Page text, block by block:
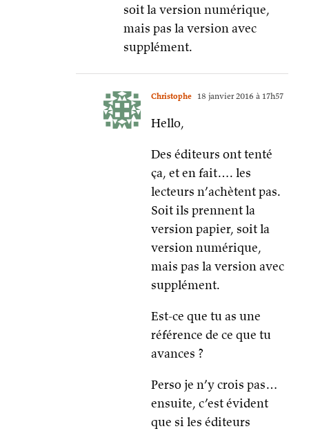
soit la version numérique,
mais pas la version avec
supplément.
Christophe 18 janvier 2016 à 17h57
Hello,
Des éditeurs ont tenté
ça, et en fait…. les
lecteurs n’achètent pas.
Soit ils prennent la
version papier, soit la
version numérique,
mais pas la version avec
supplément.
Est-ce que tu as une
référence de ce que tu
avances ?
Perso je n’y crois pas…
ensuite, c’est évident
que si les éditeurs